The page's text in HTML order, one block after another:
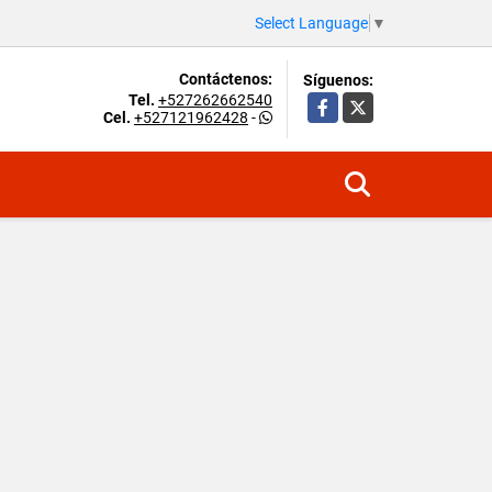
Select Language ▼
Contáctenos:
Tel. +527262662540
Cel. +527121962428 -
Síguenos:
Facebook
X